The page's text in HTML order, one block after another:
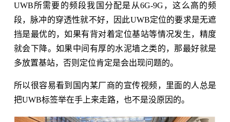
UWB所需要的频段我国分配是从6G-9G，这么高的频
段，脉冲的穿透性就不好，因此UWB定位的要求是无遮
挡是最优的，如果有背对着定位基站等情况发生，精度
就会下降。如果中间有厚的水泥墙之类的，那最好就是
多放置基站，否则定位肯定是会出现问题的。
所以很容易看到国内某厂商的宣传视频，里面的人总是
把UWB标签举在手上来走路，也不是没原因的。